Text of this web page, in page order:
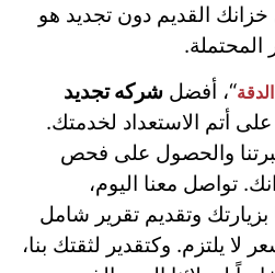
القديم دون تجديد هو
“، أفضل شركه تجديد
على أتم الاستعداد لخدمتك.
والحصول على فحص
تواصل معنا اليوم،
وتقديم تقرير شامل
يلتزم. وكتقدير لثقتك بنا،